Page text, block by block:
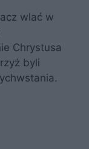
wlać w
Chrystusa
byli